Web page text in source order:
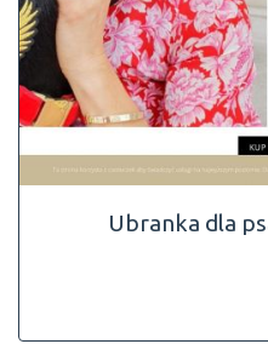
Ubranka dla